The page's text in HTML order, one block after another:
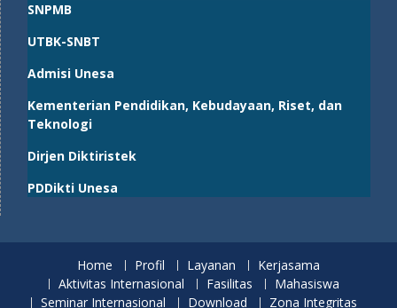
SNPMB
UTBK-SNBT
Admisi Unesa
Kementerian Pendidikan, Kebudayaan, Riset, dan
Teknologi
Dirjen Diktiristek
PDDikti Unesa
Home Profil Layanan
Kerjasama
Aktivitas Internasional
Fasilitas
Mahasiswa
Seminar Internasional
Download Zona Integritas